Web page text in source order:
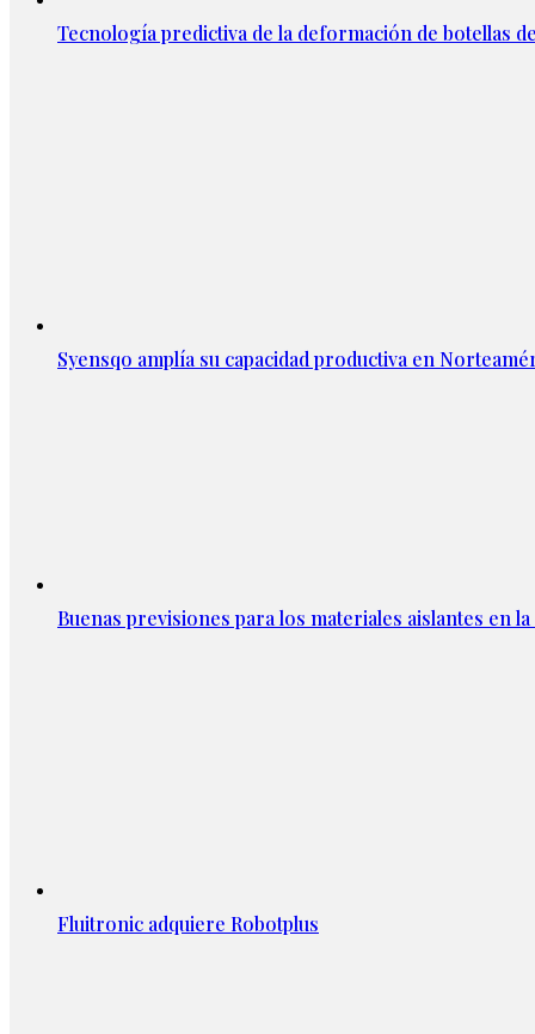
Tecnología predictiva de la deformación de botellas
Syensqo amplía su capacidad productiva en
Buenas previsiones para los materiales aislantes en
Fluitronic adquiere Robotplus